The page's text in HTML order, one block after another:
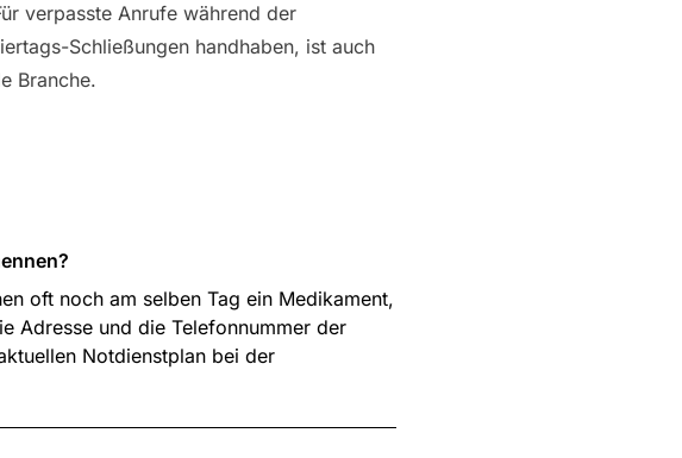
verpasste Anrufe während der
Schließungen handhaben, ist auch
Branche.
oft noch am selben Tag ein Medikament,
Adresse und die Telefonnummer der
Notdienstplan bei der